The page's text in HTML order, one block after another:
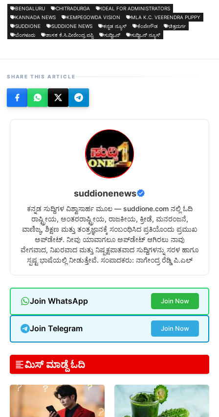
BENGALURU CHITRADURGA
IDEAL FOR ADMINISTRATORS
KANNADA NEWS
KEMPEGOWDA VISION
MLA K.C. VEERENDRA PUPPY
SUDDIONE
SUDDIONE NEWS ಕನ್ನಡ ನ್ಯೂಸ್ ಕೆಂಪೇಗೌಡ
ಚಿತ್ರದುರ್ಗ
ಬೆಂಗಳೂರು
ಶಾಸಕ ಕೆ.ಸಿ.ವೀರೇಂದ್ರ ಪಪ್ಪಿ ಸುದ್ದಿಒನ್ ಸುದ್ದಿಒನ್ ನ್ಯೂಸ್
SHARE THIS ARTICLE
suddionenews
ಕನ್ನಡ ಸುದ್ದಿಗಳ ವಿಶ್ವಾಸಾರ್ಹ ಮೂಲ — suddione.com ನಲ್ಲಿ ಓದಿ
ರಾಷ್ಟ್ರೀಯ, ಅಂತರರಾಷ್ಟ್ರೀಯ, ರಾಜಕೀಯ, ಕ್ರೀಡೆ, ಮನರಂಜನೆ,
ವಾಣಿಜ್ಯ, ಶಿಕ್ಷಣ ಮತ್ತು ತಂತ್ರಜ್ಞಾನಕ್ಕೆ ಸಂಬಂಧಿಸಿದ ಪ್ರತಿಯೊಂದು ಪ್ರಮುಖ
ಅಪ್‌ಡೇಟ್. ನೀವು ಯಾವಾಗಲೂ ಅಪ್‌ಡೇಟ್ ಆಗಿರಲು ನಾವು
ವೇಗವಾದ, ನಿಖರವಾದ ಮತ್ತು ನಿಷ್ಪಕ್ಷಪಾತವಾದ ಸುದ್ದಿಗಳನ್ನು ಸರಳ ಹಾಗೂ
ಸ್ಪಷ್ಟ ಭಾಷೆಯಲ್ಲಿ ನೀಡುತ್ತೇವೆ. ಸಂಪಾದಕರು: ನಾಗೇಂದ್ರ ರೆಡ್ಡಿ ಪಿ.ಎಲ್
Join WhatsApp Join Now
Join Telegram Join Now
ಮಿಸ್ ಮಾಡ್ದೆ ಓದಿ